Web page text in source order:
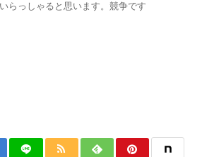
らっしゃると思います。競争です